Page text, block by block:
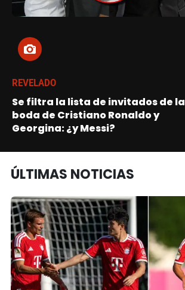
REVELADO
Se filtra la lista de invitados de la
boda de Cristiano Ronaldo y
Georgina: ¿y Messi?
ÚLTIMAS NOTICIAS